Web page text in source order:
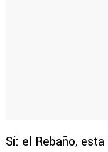
Sí: el Rebaño,